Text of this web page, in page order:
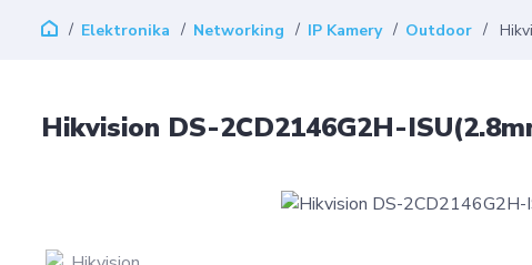
Elektronika Networking IP Kamery Outdoor
Hikvision DS-2CD2146G2H-